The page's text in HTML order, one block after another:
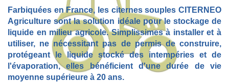
Farbiquées en France, les citernes souples CITERNEO
Agriculture sont la solution idéale pour le stockage de
liquide en milieu agricole. Simplissimes à installer et à
utiliser, ne nécessitant pas de permis de construire,
protégeant le liquide stocké des intempéries et de
l'évaporation, elles bénéficient d'une durée de vie
moyenne supérieure à 20 ans.